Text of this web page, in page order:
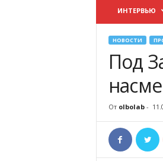
ИНТЕРВЬЮ
НОВОСТИ
Под
От olbolab-